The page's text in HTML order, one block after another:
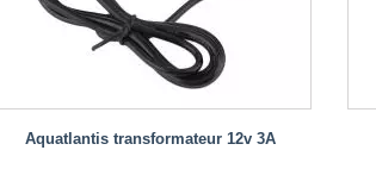
Aquatlantis transformateur 12v 3A